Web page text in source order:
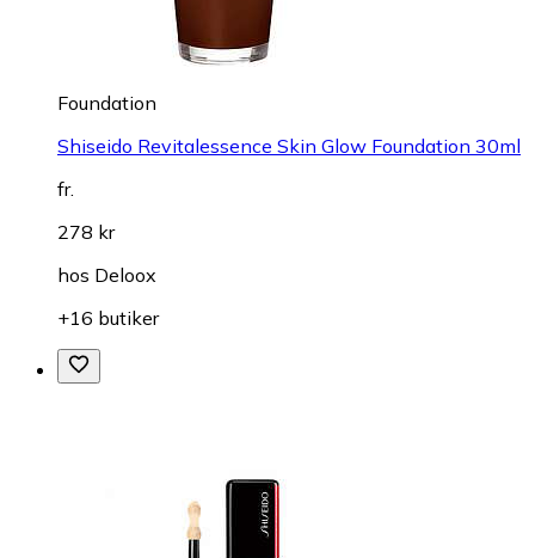
Foundation
Shiseido Revitalessence Skin Glow Foundation 30ml
fr.
278 kr
hos Deloox
+16 butiker